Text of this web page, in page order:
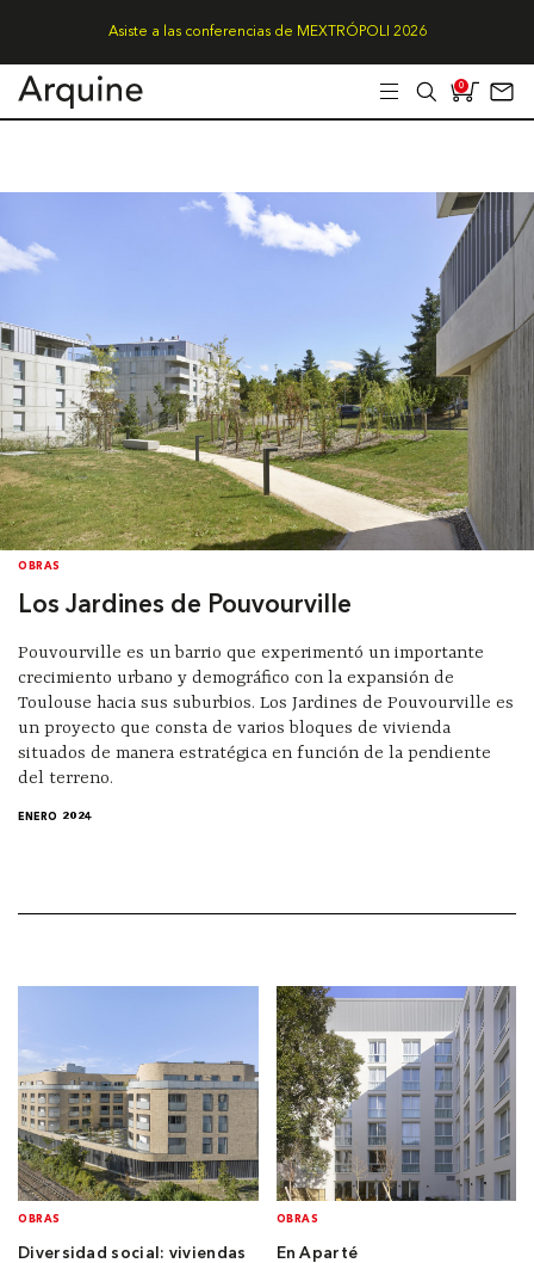
Asiste a las conferencias de MEXTRÓPOLI 2026
0
OBRAS
Los Jardines de Pouvourville
Pouvourville es un barrio que experimentó un importante
crecimiento urbano y demográfico con la expansión de
Toulouse hacia sus suburbios. Los Jardines de Pouvourville es
un proyecto que consta de varios bloques de vivienda
situados de manera estratégica en función de la pendiente
del terreno.
ENERO 2024
OBRAS
Diversidad social: viviendas
OBRAS
En Aparté